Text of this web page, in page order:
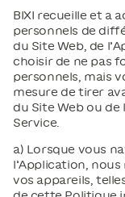
BIXI recueille et a
personnels de
du Site Web, de
choisir de ne pas
personnels, mais
mesure de tirer
du Site Web ou de
Service.
a) Lorsque vous
l’Application,
vos appareils,